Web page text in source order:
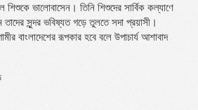
শিশুকে ভালোবাসেন। তিনি শিশুদের সার্বিক কল্যাণে
সুন্দর ভবিষ্যত গড়ে তুলতে সদা প্রয়াসী।
বাংলাদেশের রূপকার হবে বলে উপাচার্য আশাবাদ